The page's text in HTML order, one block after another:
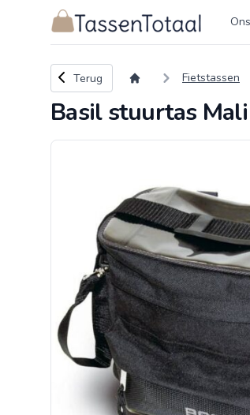
Logo Tassentotaal.nl
Terug naar overzicht
Terug Fietstassen
Basil stuurtas